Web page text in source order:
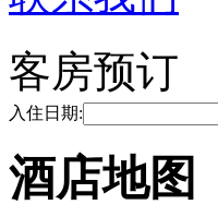
客房预订
入住日期:
酒店地图